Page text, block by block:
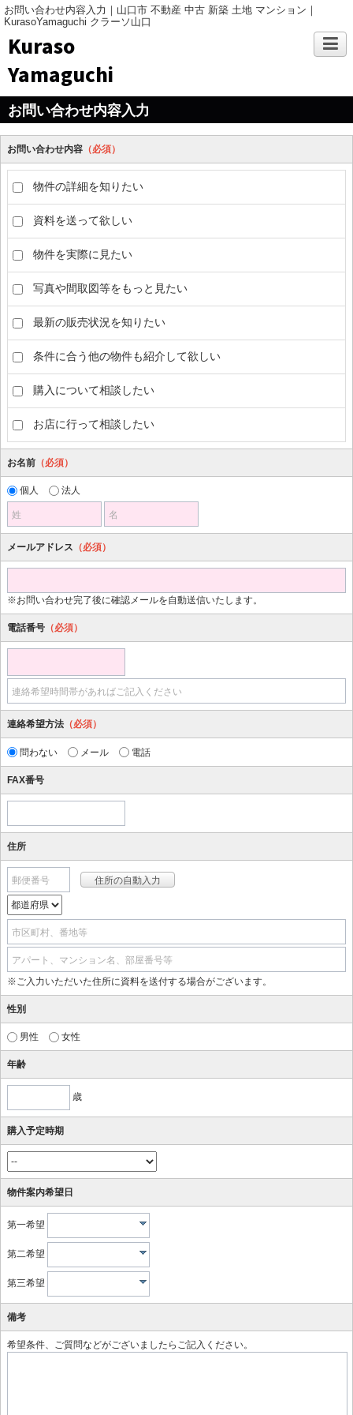
お問い合わせ内容入力｜山口市 不動産 中古 新築 土地 マンション｜
KurasoYamaguchi クラーソ山口
Kuraso
Yamaguchi
お問い合わせ内容入力
お問い合わせ内容 （必須）
物件の詳細を知りたい
資料を送って欲しい
物件を実際に見たい
写真や間取図等をもっと見たい
最新の販売状況を知りたい
条件に合う他の物件も紹介して欲しい
購入について相談したい
お店に行って相談したい
お名前 （必須）
個人 法人
姓 名
メールアドレス （必須）
※お問い合わせ完了後に確認メールを自動送信いたします。
電話番号 （必須）
連絡希望時間帯があればご記入ください
連絡希望方法 （必須）
問わない メール 電話
FAX番号
住所
郵便番号
市区町村、番地等
アパート、マンション名、部屋番号等
※ご入力いただいた住所に資料を送付する場合がございます。
性別
男性 女性
年齢
歳
購入予定時期
物件案内希望日
第一希望
第二希望
第三希望
備考
希望条件、ご質問などがございましたらご記入ください。